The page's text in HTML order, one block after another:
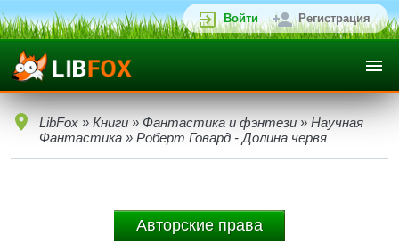
Войти Регистрация
LibFox » Книги » Фантастика и фэнтези » Научная
Фантастика » Роберт Говард - Долина червя
Авторские права